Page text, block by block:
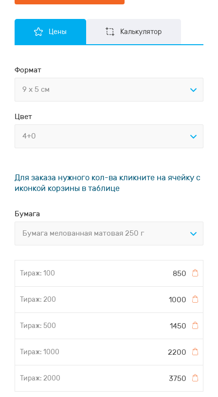
Цены Калькулятор
Формат
9 x 5 см
Цвет
4+0
Для заказа нужного кол-ва кликните на ячейку с
иконкой корзины в таблице
Бумага
Бумага мелованная матовая 250 г
850
1000
1450
2200
3750